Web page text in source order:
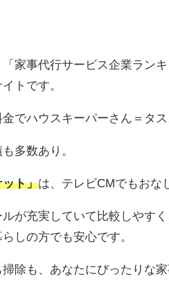
家事代行サービス企業ラン
トです。
でハウスキーパーさん＝タ
多数あり。
ット」は、テレビCMでもおな
が充実していて比較しやす
しの方でも安心です。
除も、あなたにぴったりな